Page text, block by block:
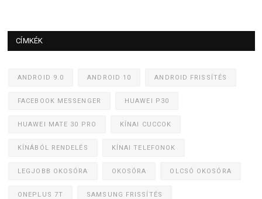
CÍMKÉK
ANDROID 9.0 ANDROID 10 ANDROID FRISSÍTÉS
FACEBOOK MESSENGER HUAWEI P30
HUAWEI MATE 30 PRO KÍNAI CUCCOK
KÍNÁBÓL RENDELÉS KÍNAI TELEFONOK
LEGJOBB OKOSÓRA OKOSÓRA OLCSÓ OKOSÓRA
ONEPLUS 7T SAMSUNG FRISSÍTÉS